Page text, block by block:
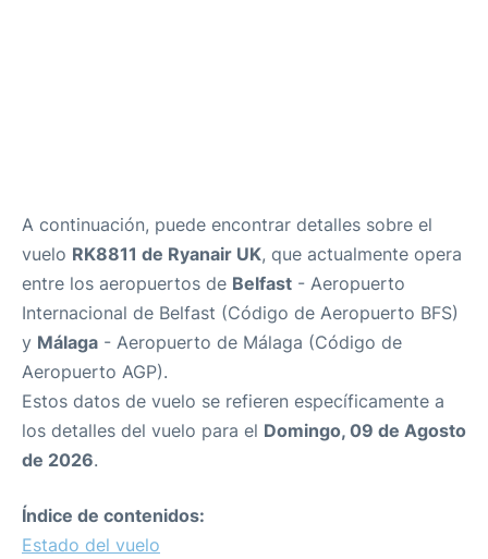
A continuación, puede encontrar detalles sobre el
vuelo RK8811 de Ryanair UK, que actualmente opera
entre los aeropuertos de Belfast - Aeropuerto
Internacional de Belfast (Código de Aeropuerto BFS)
y Málaga - Aeropuerto de Málaga (Código de
Aeropuerto AGP).
Estos datos de vuelo se refieren específicamente a
los detalles del vuelo para el Domingo, 09 de Agosto
de 2026.
Índice de contenidos:
Estado del vuelo